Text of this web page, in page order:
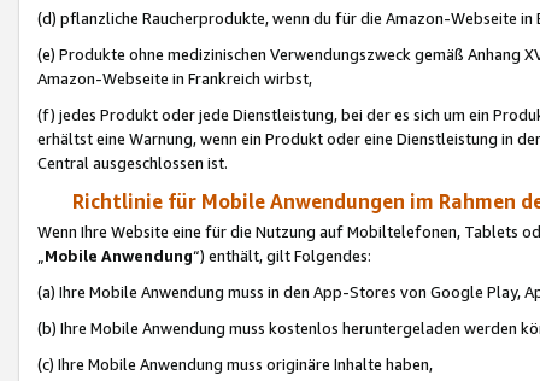
(d) pflanzliche Raucherprodukte, wenn du für die Amazon-Webseite in
(e) Produkte ohne medizinischen Verwendungszweck gemäß Anhang
Amazon-Webseite in Frankreich wirbst,
(f) jedes Produkt oder jede Dienstleistung, bei der es sich um ein
erhältst eine Warnung, wenn ein Produkt oder eine Dienstleistung in
Central ausgeschlossen ist.
Richtlinie für Mobile Anwendungen im Rahmen
Wenn Ihre Website eine für die Nutzung auf Mobiltelefonen, Tablets
„Mobile Anwendung“) enthält, gilt Folgendes:
(a) Ihre Mobile Anwendung muss in den App-Stores von Google Play,
(b) Ihre Mobile Anwendung muss kostenlos heruntergeladen werden
(c) Ihre Mobile Anwendung muss originäre Inhalte haben,